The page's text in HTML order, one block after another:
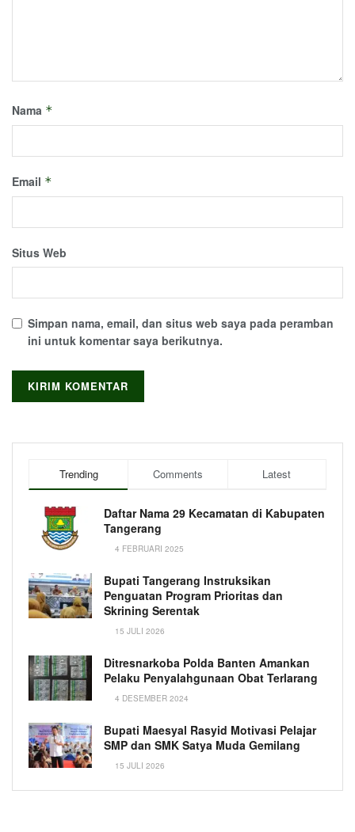
Nama *
Email *
Situs Web
Simpan nama, email, dan situs web saya pada peramban
ini untuk komentar saya berikutnya.
Trending Comments Latest
Daftar Nama 29 Kecamatan di Kabupaten
Tangerang
4 FEBRUARI 2025
Bupati Tangerang Instruksikan
Penguatan Program Prioritas dan
Skrining Serentak
15 JULI 2026
Ditresnarkoba Polda Banten Amankan
Pelaku Penyalahgunaan Obat Terlarang
4 DESEMBER 2024
Bupati Maesyal Rasyid Motivasi Pelajar
SMP dan SMK Satya Muda Gemilang
15 JULI 2026